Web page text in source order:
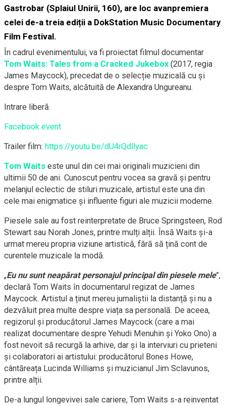
Gastrobar (Splaiul Unirii, 160), are loc avanpremiera
celei de-a treia ediții a DokStation Music Documentary
Film Festival.
În cadrul evenimentului, va fi proiectat filmul documentar
Tom Waits: Tales from a Cracked Jukebox (2017, regia
James Maycock), precedat de o selecție muzicală cu și
despre Tom Waits, alcătuită de Alexandra Ungureanu.
Intrare liberă.
Facebook event
Trailer film: https://youtu.be/dU4rQdllyac
Tom Waits este unul din cei mai originali muzicieni din
ultimii 50 de ani. Cunoscut pentru vocea sa gravă și pentru
melanjul eclectic de stiluri muzicale, artistul este una din
cele mai enigmatice și influente figuri ale muzicii moderne.
Piesele sale au fost reinterpretate de Bruce Springsteen, Rod
Stewart sau Norah Jones, printre mulți alții. Însă Waits și-a
urmat mereu propria viziune artistică, fără să țină cont de
curentele muzicale la modă.
„Eu nu sunt neapărat personajul principal din piesele mele”,
declară Tom Waits în documentarul regizat de James
Maycock. Artistul a ținut mereu jurnaliștii la distanță și nu a
dezvăluit prea multe despre viața sa personală. De aceea,
regizorul și producătorul James Maycock (care a mai
realizat documentare despre Yehudi Menuhin și Yoko Ono) a
fost nevoit să recurgă la arhive, dar și la interviuri cu prieteni
și colaboratori ai artistului: producătorul Bones Howe,
cântăreața Lucinda Williams și muzicianul Jim Sclavunos,
printre alții.
De-a lungul longevivei sale cariere, Tom Waits s-a reinventat